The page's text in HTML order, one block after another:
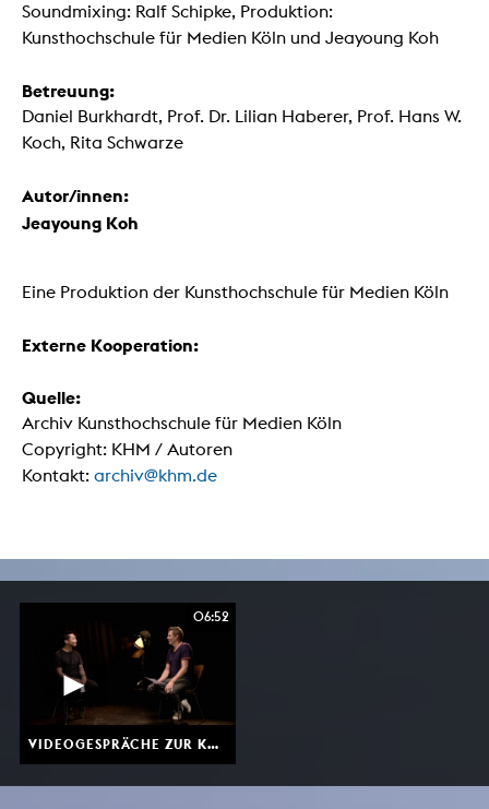
Soundmixing: Ralf Schipke, Produktion:
Kunsthochschule für Medien Köln und Jeayoung Koh
Betreuung:
Daniel Burkhardt, Prof. Dr. Lilian Haberer, Prof. Hans W.
Koch, Rita Schwarze
Autor/innen:
Jeayoung Koh
Eine Produktion der Kunsthochschule für Medien Köln
Externe Kooperation:
Quelle:
Archiv Kunsthochschule für Medien Köln
Copyright: KHM / Autoren
Kontakt: archiv@khm.de
06:52
VIDEOGESPRÄCHE ZUR KHM AUSSTELLUNG *DIPLOME 2020